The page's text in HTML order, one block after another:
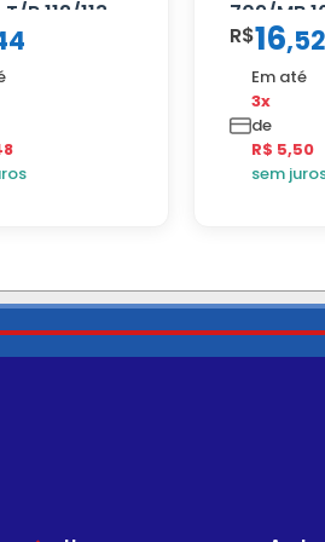
R 112/113
709/MB
R$16,52
Em até
3x
de
R$ 5,50
sem